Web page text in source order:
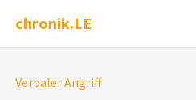
chronik.LE
Verbaler Angriff
Alle Ereignisse